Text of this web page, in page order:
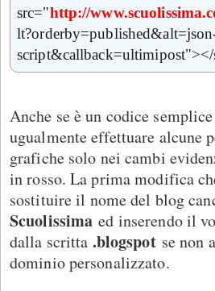
src="http://
Anche se è un codice
ugualmente effettuare alcune
grafiche solo nei cambi
in rosso. La prima modifica
sostituire il nome del blog
Scuolissima ed inserendo il
dalla scritta .blogspotse non
dominio personalizzato.